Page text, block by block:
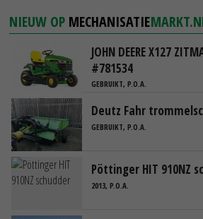
NIEUW OP MECHANISATIE
JOHN DEERE X127
#781534
GEBRUIKT, P.O.A.
Deutz Fahr
GEBRUIKT, P.O.A.
Pöttinger HIT 910NZ
2013, P.O.A.